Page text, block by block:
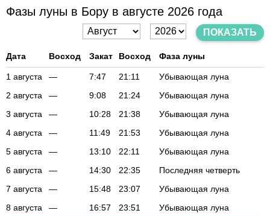
Фазы луны в Бору в августе 2026 года
ПОКАЗАТЬ
Дата Восход Закат Восход Фаза луны
1 августа — 7:47 21:11
Убывающая луна
2 августа
— 9:08 21:24
Убывающая луна
3 августа
— 10:28 21:38
Убывающая луна
4 августа
— 11:49 21:53
Убывающая луна
5 августа
— 13:10 22:11
Убывающая луна
6 августа
— 14:30 22:35
Последняя четверть
7 августа
— 15:48 23:07
Убывающая луна
8 августа
— 16:57 23:51
Убывающая луна